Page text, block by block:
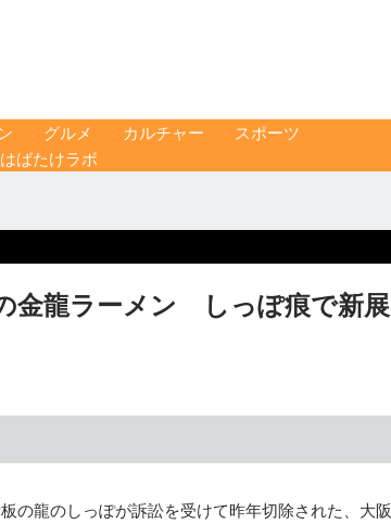
グルメ カルチャー
スポーツ
はばたけラボ
金龍ラーメン しっぽ痕で新展
龍のしっぽが訴訟を受けて昨年切除された、大阪